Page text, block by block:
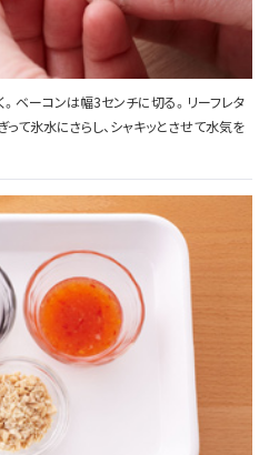
。ベーコンは幅3センチに切る。リーフレタ
て氷水にさらし、シャキッとさせて水気を